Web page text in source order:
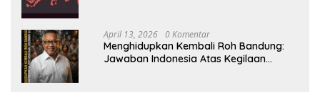
April 13, 2026 0 Komentar
Menghidupkan Kembali Roh Bandung:
Jawaban Indonesia Atas Kegilaan